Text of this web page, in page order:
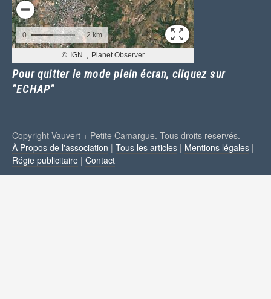
Pour quitter le mode plein écran, cliquez sur
"ECHAP"
Copyright Vauvert + Petite Camargue. Tous droits reservés.
À Propos de l'association | Tous les articles | Mentions légales |
Régie publicitaire | Contact